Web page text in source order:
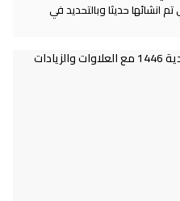
انشائها حديثا وبالتحديد في